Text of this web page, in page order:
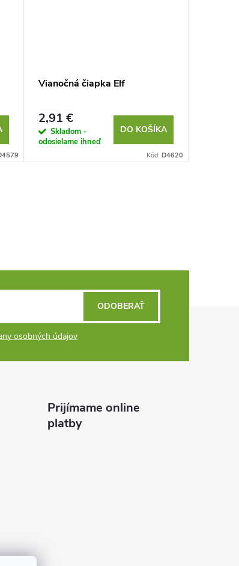
Vianočná čiapka Elf
2,91 €
Skladom -
odosielame ihneď
DO KOŠÍKA
Kód: D4620
osobných údajov
ODOBERAŤ
Prijímame online
platby